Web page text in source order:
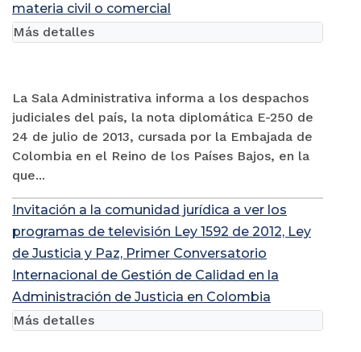
materia civil o comercial
La Sala Administrativa informa a los despachos
judiciales del país, la nota diplomática E-250 de
24 de julio de 2013, cursada por la Embajada de
Colombia en el Reino de los Países Bajos, en la
que...
Más detalles
Invitación a la comunidad jurídica a ver los
programas de televisión Ley 1592 de 2012, Ley
de Justicia y Paz, Primer Conversatorio
Internacional de Gestión de Calidad en la
Administración de Justicia en Colombia
Más detalles